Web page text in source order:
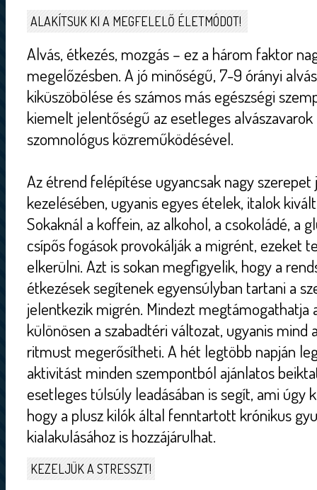
ALAKÍTSUK KI A MEGFELELŐ ÉLETMÓDOT!
Alvás, étkezés, mozgás – ez a három faktor
megelőzésben. A jó minőségű, 7-9 órányi
kiküszöbölése és számos más egészségi
kiemelt jelentőségű az esetleges alvászavarok
szomnológus közreműködésével.
Az étrend felépítése ugyancsak nagy szerepet
kezelésében, ugyanis egyes ételek, italok
Sokaknál a koffein, az alkohol, a csokoládé, a
csípős fogások provokálják a migrént, ezeket
elkerülni. Azt is sokan megfigyelik, hogy a
étkezések segítenek egyensúlyban tartani a
jelentkezik migrén. Mindezt megtámogathatja
különösen a szabadtéri változat, ugyanis mind
ritmust megerősítheti. A hét legtöbb napján
aktivitást minden szempontból ajánlatos
esetleges túlsúly leadásában is segít, ami úgy
hogy a plusz kilók által fenntartott krónikus
kialakulásához is hozzájárulhat.
KEZELJÜK A STRESSZT!